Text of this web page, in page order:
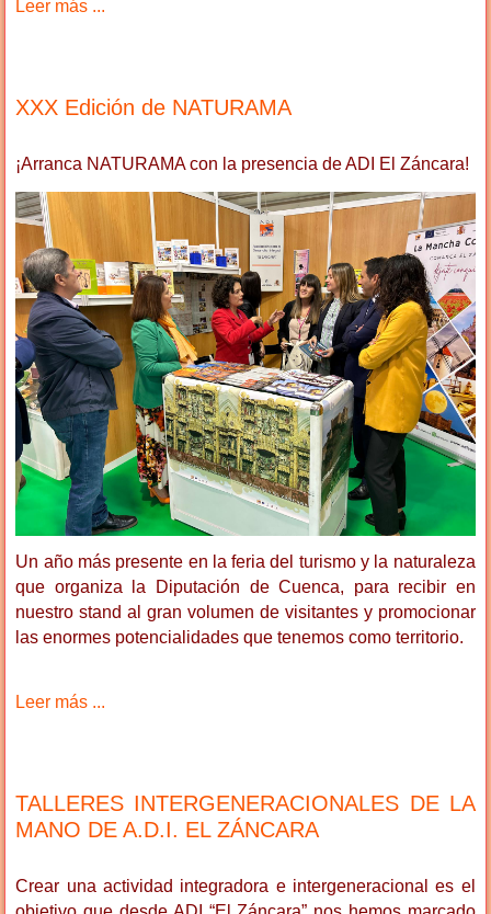
Leer más ...
XXX Edición de NATURAMA
¡Arranca NATURAMA con la presencia de ADI El Záncara!
Un año más presente en la feria del turismo y la naturaleza
que organiza la Diputación de Cuenca, para recibir en
nuestro stand al gran volumen de visitantes y promocionar
las enormes potencialidades que tenemos como territorio.
Leer más ...
TALLERES INTERGENERACIONALES DE LA
MANO DE A.D.I. EL ZÁNCARA
Crear una actividad integradora e intergeneracional es el